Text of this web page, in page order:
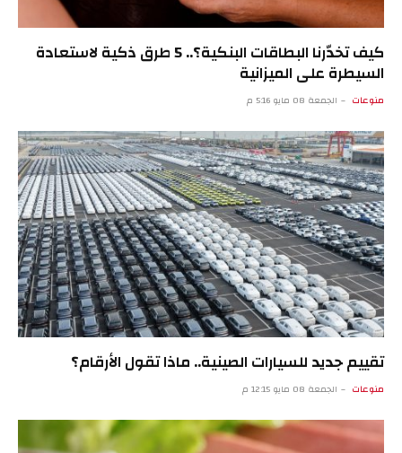
كيف تخدّرنا البطاقات البنكية؟.. 5 طرق ذكية لاستعادة
السيطرة على الميزانية
منوعات الجمعة 08 مايو 5:16 م
تقييم جديد للسيارات الصينية.. ماذا تقول الأرقام؟
منوعات الجمعة 08 مايو 12:15 م